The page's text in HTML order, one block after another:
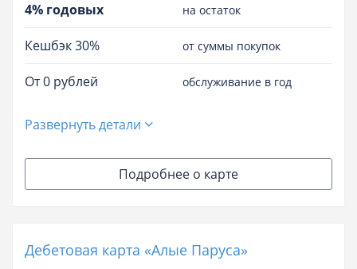
4% годовых на остаток
Кешбэк 30% от суммы покупок
От 0 рублей обслуживание в год
Развернуть детали
Подробнее о карте
Дебетовая карта «Алые Паруса»